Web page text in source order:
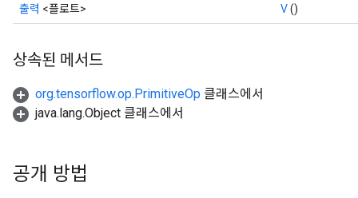
출력 <플로트> V()
상속된 메서드
org.tensorflow.op.PrimitiveOp 클래스에서
java.lang.Object 클래스에서
공개 방법